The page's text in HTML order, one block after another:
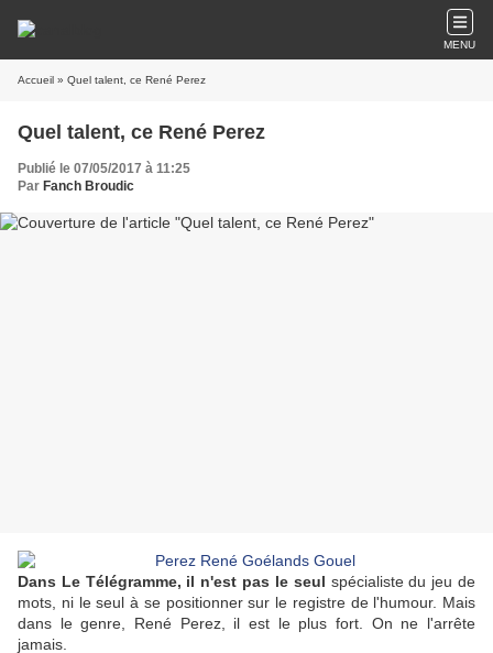
MENU
Accueil » Quel talent, ce René Perez
Quel talent, ce René Perez
Publié le 07/05/2017 à 11:25
Par Fanch Broudic
Dans Le Télégramme, il n'est pas le seul spécialiste du jeu de
mots, ni le seul à se positionner sur le registre de l'humour. Mais
dans le genre, René Perez, il est le plus fort. On ne l'arrête
jamais.